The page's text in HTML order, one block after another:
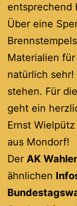
entsprechend
Über eine
Materialien
natürlich
stehen. Für
geht ein
Ernst
aus Mondorf!
Der AK
ähnlichen